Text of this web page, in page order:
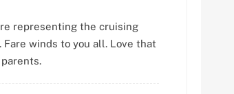
representing the cruising
winds to you all. Love that